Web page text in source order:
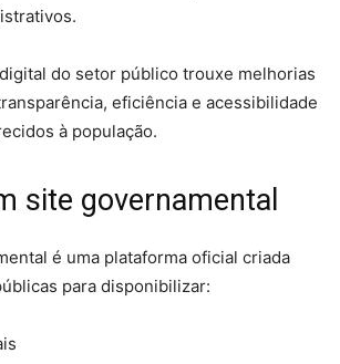
do setor público trouxe melhorias
eficiência e acessibilidade
à população.
site governamental
é uma plataforma oficial criada
para disponibilizar: